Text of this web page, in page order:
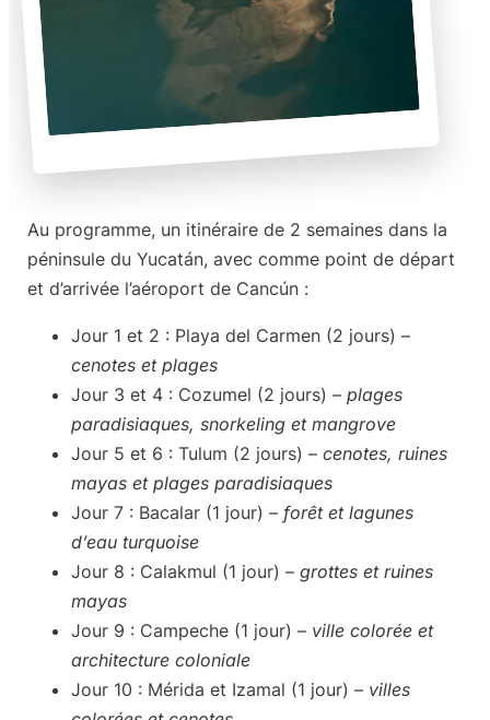
Au programme, un itinéraire de 2 semaines dans la
péninsule du Yucatán, avec comme point de départ
et d’arrivée l’aéroport de Cancún :
Jour 1 et 2 : Playa del Carmen (2 jours) –
cenotes et plages
Jour 3 et 4 : Cozumel (2 jours) – plages
paradisiaques, snorkeling et mangrove
Jour 5 et 6 : Tulum (2 jours) – cenotes, ruines
mayas et plages paradisiaques
Jour 7 : Bacalar (1 jour) – forêt et lagunes
d’eau turquoise
Jour 8 : Calakmul (1 jour) – grottes et ruines
mayas
Jour 9 : Campeche (1 jour) – ville colorée et
architecture coloniale
Jour 10 : Mérida et Izamal (1 jour) – villes